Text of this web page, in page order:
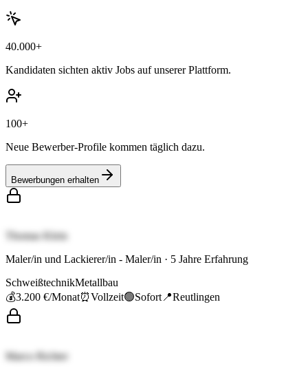
40.000+
Kandidaten sichten aktiv Jobs auf unserer Plattform.
100+
Neue Bewerber-Profile kommen täglich dazu.
Bewerbungen erhalten
Thomas Klein
Maler/in und Lackierer/in - Maler/in · 5 Jahre Erfahrung
SchweißtechnikMetallbau
💰3.200 €/Monat⏰Vollzeit🟢Sofort 📍Reutlingen
Marco Richter